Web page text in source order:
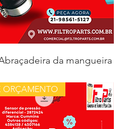
da mangueira
ORÇAMENTO